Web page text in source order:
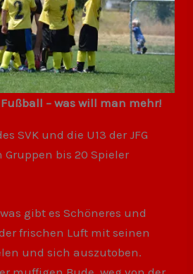
– was will man mehr!
SVK und die U13 der JFG
bis 20 Spieler
gibt es Schöneres und
frischen Luft mit seinen
und sich auszutoben.